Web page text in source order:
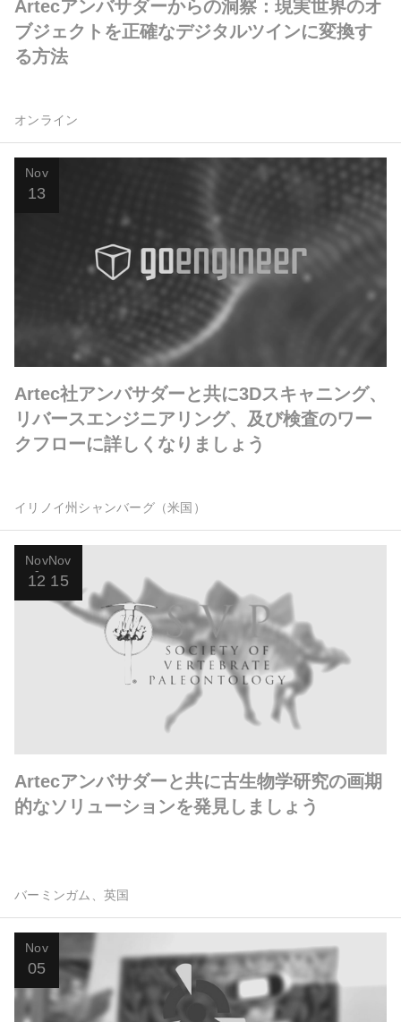
Artecアンバサダーからの洞察：現実世界のオ
ブジェクトを正確なデジタルツインに変換す
る方法
オンライン
Nov
13
Artec社アンバサダーと共に3Dスキャニング、
リバースエンジニアリング、及び検査のワー
クフローに詳しくなりましょう
イリノイ州シャンバーグ（米国）
Nov
12
Nov
15
Artecアンバサダーと共に古生物学研究の画期
的なソリューションを発見しましょう
バーミンガム、英国
Nov
05